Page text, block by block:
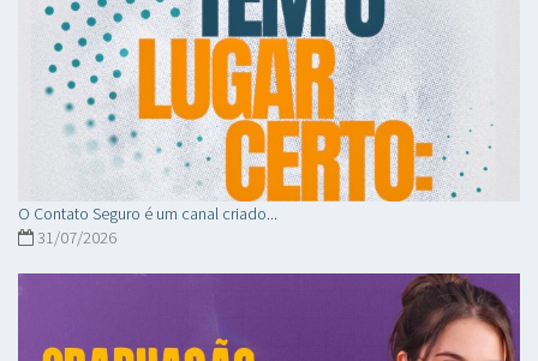
O Contato Seguro é um canal criado...
31/07/2026